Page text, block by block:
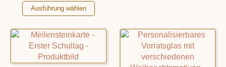
Ausführung wählen
Dieses
Produkt
weist
mehrere
Varianten
auf.
Varianten
auf.
Die
Optionen